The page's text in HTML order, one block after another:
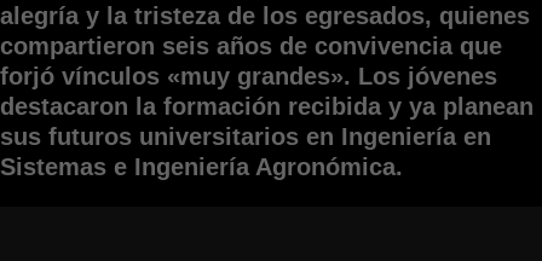
alegría y la tristeza de los egresados, quienes
compartieron seis años de convivencia que
forjó vínculos «muy grandes». Los jóvenes
destacaron la formación recibida y ya planean
sus futuros universitarios en Ingeniería en
Sistemas e Ingeniería Agronómica.